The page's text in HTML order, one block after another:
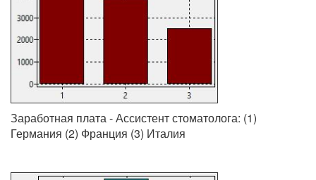
Заработная плата - Ассистент стоматолога: (1)
Германия (2) Франция (3) Италия